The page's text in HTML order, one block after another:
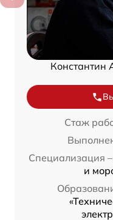
Константин
Стаж
Специализация –
и